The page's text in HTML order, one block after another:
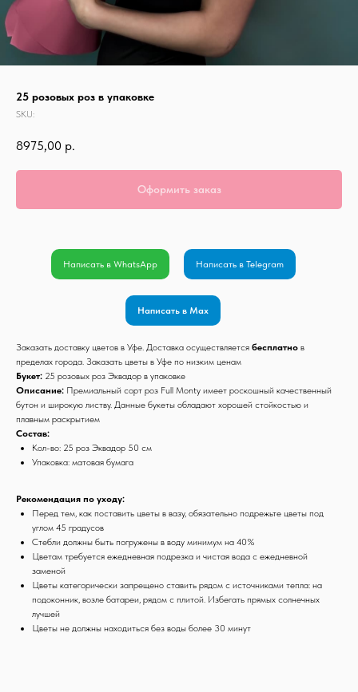
25 розовых роз в упаковке
SKU:
8975,00 р.
Оформить заказ
Написать в WhatsApp Написать в Telegram
Написать в Max
Заказать доставку цветов в Уфе. Доставка осуществляется бесплатно в
пределах города. Заказать цветы в Уфе по низким ценам
Букет: 25 розовых роз Эквадор в упаковке
Описание: Премиальный сорт роз Full Monty имеет роскошный качественный
бутон и широкую листву. Данные букеты обладают хорошей стойкостью и
плавным раскрытием
Состав:
Кол-во: 25 роз Эквадор 50 см
Упаковка: матовая бумага
Рекомендация по уходу:
Перед тем, как поставить цветы в вазу, обязательно подрежьте цветы под
углом 45 градусов
Стебли должны быть погружены в воду минимум на 40%
Цветам требуется ежедневная подрезка и чистая вода с ежедневной
заменой
Цветы категорически запрещено ставить рядом с источниками тепла: на
подоконник, возле батареи, рядом с плитой. Избегать прямых солнечных
лучшей
Цветы не должны находиться без воды более 30 минут